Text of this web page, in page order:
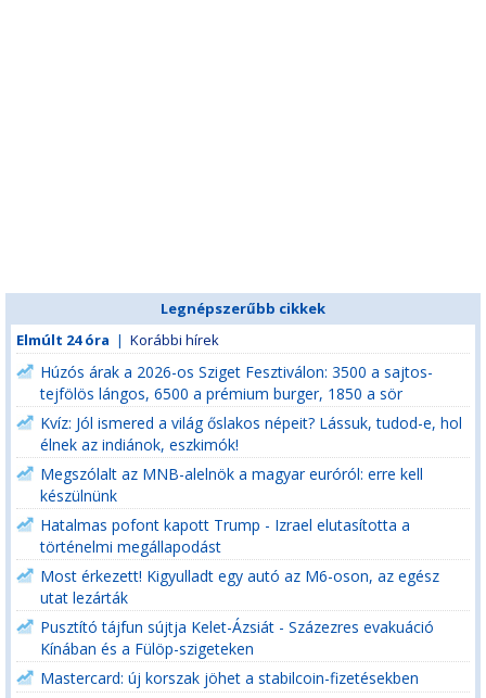
Legnépszerűbb cikkek
Elmúlt 24 óra | Korábbi hírek
Húzós árak a 2026-os Sziget Fesztiválon: 3500 a sajtos-
tejfölös lángos, 6500 a prémium burger, 1850 a sör
Kvíz: Jól ismered a világ őslakos népeit? Lássuk, tudod-e, hol
élnek az indiánok, eszkimók!
Megszólalt az MNB-alelnök a magyar euróról: erre kell
készülnünk
Hatalmas pofont kapott Trump - Izrael elutasította a
történelmi megállapodást
Most érkezett! Kigyulladt egy autó az M6-oson, az egész
utat lezárták
Pusztító tájfun sújtja Kelet-Ázsiát - Százezres evakuáció
Kínában és a Fülöp-szigeteken
Mastercard: új korszak jöhet a stabilcoin-fizetésekben